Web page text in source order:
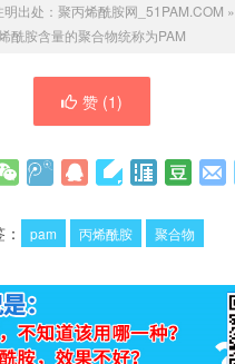
出处： 聚丙烯酰胺网_51PAM.COM »
酰胺含量的聚合物统称为PAM
赞 (1)
pam 丙烯酰胺 聚合物